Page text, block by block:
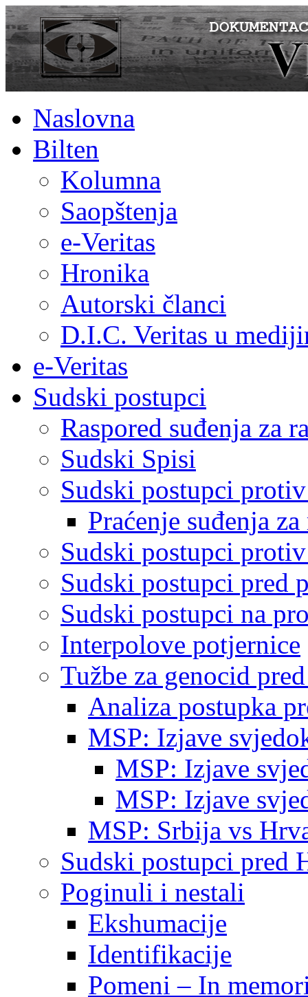
Naslovna
Bilten
Kolumna
Saopštenja
e-Veritas
Hronika
Autorski članci
D.I.C. Veritas u
e-Veritas
Sudski postupci
Raspored suđenja za
Sudski Spisi
Sudski postupci
Praćenje suđenja
Sudski postupci
Sudski postupci pred
Sudski postupci na
Interpolove potjernice
Tužbe za genocid
Analiza postupka
MSP: Izjave
MSP: Izjave
MSP: Izjave
MSP: Srbija vs
Sudski postupci pred
Poginuli i nestali
Ekshumacije
Identifikacije
Pomeni – In